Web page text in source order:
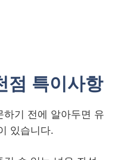
점 특이사항
하기 전에 알아두면 유
있습니다.